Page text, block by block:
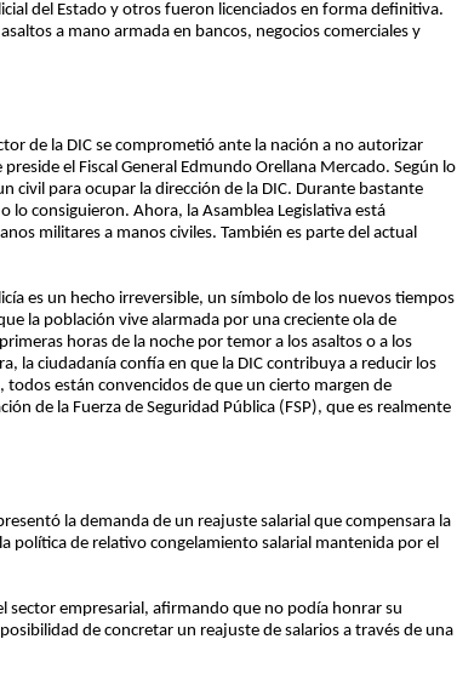
del Estado y otros fueron licenciados en forma definitiva.
a mano armada en bancos, negocios comerciales y
de la DIC se comprometió ante la nación a no autorizar
el Fiscal General Edmundo Orellana Mercado. Según lo
civil para ocupar la dirección de la DIC. Durante bastante
lo consiguieron. Ahora, la Asamblea Legislativa está
militares a manos civiles. También es parte del actual
es un hecho irreversible, un símbolo de los nuevos tiempos
la población vive alarmada por una creciente ola de
horas de la noche por temor a los asaltos o a los
la ciudadanía confía en que la DIC contribuya a reducir los
están convencidos de que un cierto margen de
de la Fuerza de Seguridad Pública (FSP), que es realmente
la demanda de un reajuste salarial que compensara la
política de relativo congelamiento salarial mantenida por el
sector empresarial, afirmando que no podía honrar su
de concretar un reajuste de salarios a través de una